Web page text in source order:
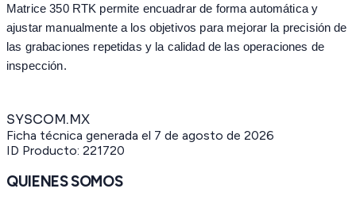
Matrice 350 RTK permite encuadrar de forma automática y
ajustar manualmente a los objetivos para mejorar la precisión de
las grabaciones repetidas y la calidad de las operaciones de
inspección.
SYSCOM.MX
Ficha técnica generada el 7 de agosto de 2026
ID Producto: 221720
QUIENES SOMOS